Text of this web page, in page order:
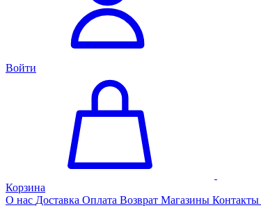
Войти
Корзина
О нас Доставка Оплата Возврат Магазины Контакты